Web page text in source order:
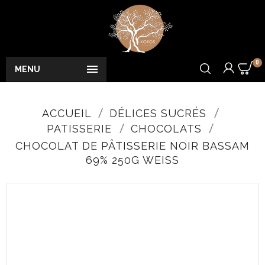

MENU
0
ACCUEIL
DÉLICES SUCRÉS
PATISSERIE
CHOCOLATS
CHOCOLAT DE PÂTISSERIE NOIR BASSAM
69% 250G WEISS